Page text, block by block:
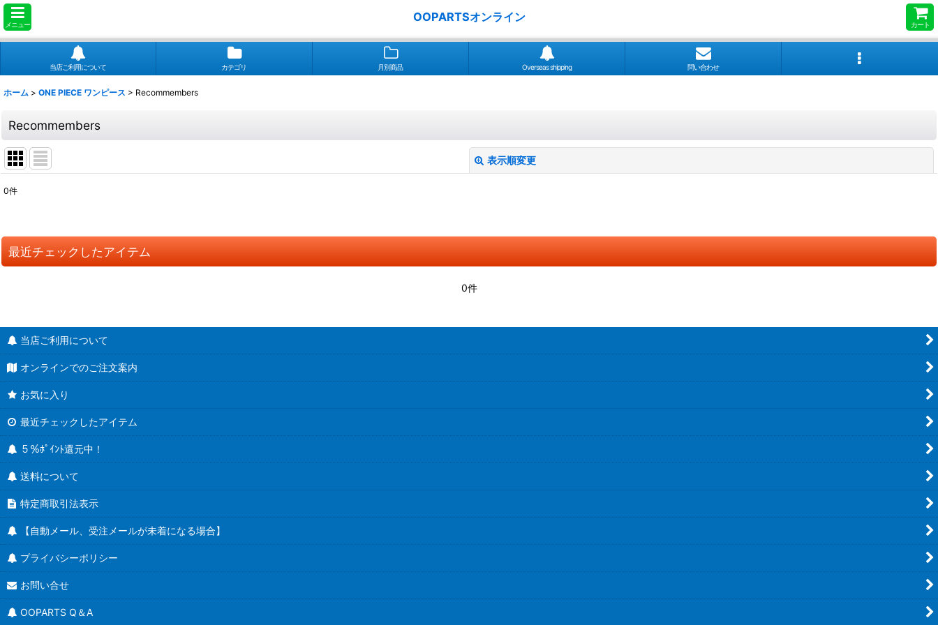
メニュー
OOPARTSオンライン
カート
当店ご利用について カテゴリ 月別商品 Overseas shipping 問い合わせ
ホーム > ONE PIECE ワンピース > Recommembers
Recommembers
表示順変更
並び順:
0件
最近チェックしたアイテム
0件
当店ご利用について
オンラインでのご注文案内
お気に入り
最近チェックしたアイテム
５％ﾎﾟｲﾝﾄ還元中！
送料について
特定商取引法表示
【自動メール、受注メールが未着になる場合】
プライバシーポリシー
お問い合せ
OOPARTS Q＆A